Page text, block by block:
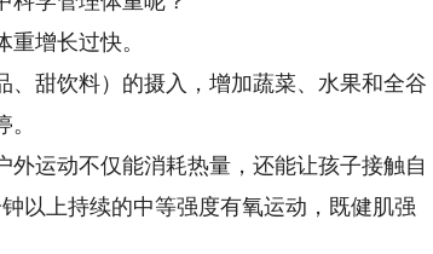
增长过快。
甜饮料）的摄入，增加蔬菜、水果和全谷
运动不仅能消耗热量，还能让孩子接触自
以上持续的中等强度有氧运动，既健肌强